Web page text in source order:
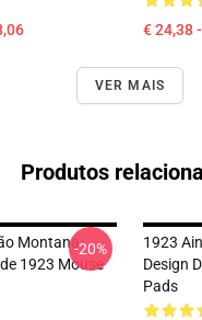
€ 24,38
VER MAIS
Produtos
Montana
1923 Mouse
-20%
1923
Design
Pads